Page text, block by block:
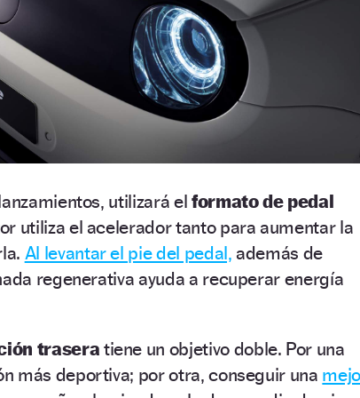
utilizará elformato de pedal
utiliza el acelerador tanto para aumentar la
Al levantar el pie del pedal, además de
regenerativa ayuda a recuperar energía
traseratiene un objetivo doble. Por una
más deportiva; por otra, conseguir una